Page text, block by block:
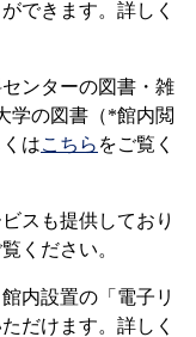
できます。詳しく
ンターの図書・雑
学の図書（*館内閲
はこちら をご覧く
スも提供しており
ください。
内設置の「電子リ
だけます。詳しく